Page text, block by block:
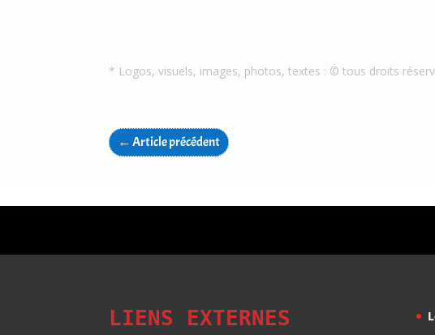
* Logos, visuels, images, photos, textes : © tous droits
←Article précédent
LIENS EXTERNES